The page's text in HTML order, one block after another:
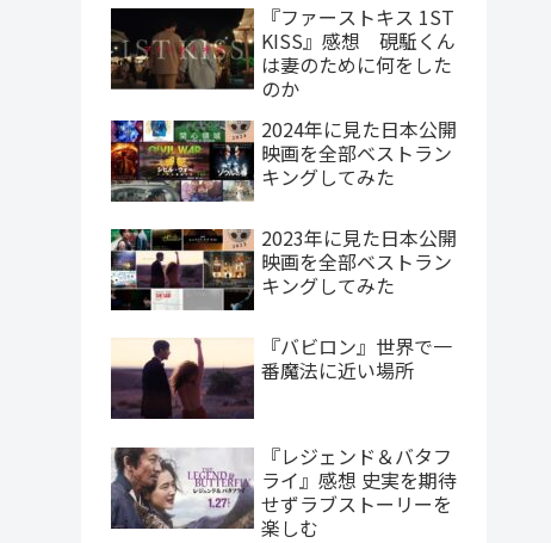
『ファーストキス 1ST
KISS』感想 硯駈くん
は妻のために何をした
のか
2024年に見た日本公開
映画を全部ベストラン
キングしてみた
2023年に見た日本公開
映画を全部ベストラン
キングしてみた
『バビロン』世界で一
番魔法に近い場所
『レジェンド＆バタフ
ライ』感想 史実を期待
せずラブストーリーを
楽しむ